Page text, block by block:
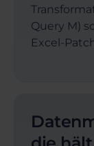
Query M)
Excel-